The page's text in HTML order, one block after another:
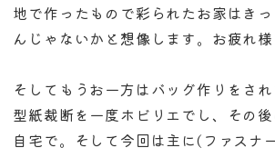
地で作ったもので彩られたお家はき
んじゃないかと想像します。お疲れ様
そしてもうお一方はバッグ作りをさ
型紙裁断を一度ホビリエでし、その
自宅で。そして今回は主に(ファスナ